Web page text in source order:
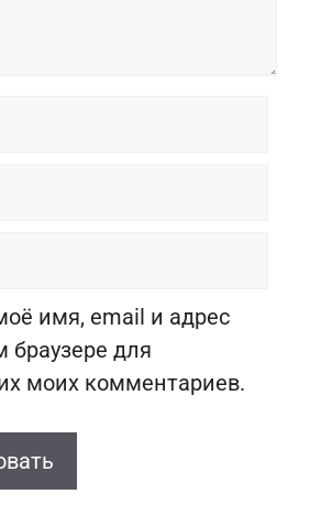
имя, email и адрес
браузере для
моих комментариев.